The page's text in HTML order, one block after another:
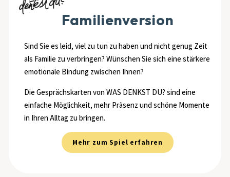
Familienversion
Sind Sie es leid, viel zu tun zu haben und nicht genug Zeit
als Familie zu verbringen? Wünschen Sie sich eine stärkere
emotionale Bindung zwischen Ihnen?
Die Gesprächskarten von WAS DENKST DU? sind eine
einfache Möglichkeit, mehr Präsenz und schöne Momente
in Ihren Alltag zu bringen.
Mehr zum Spiel erfahren